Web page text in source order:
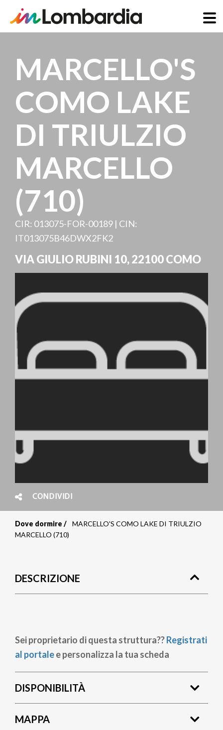
contenuto
principale
MARCELLO'S
COMO LAKE
DI TRIULZIO
MARCELLO
(710)
CIR: 013075-FOR-00189 | CIN:
IT013075B46DWX2FK2
VIA GIULIO RUBINI 10,22100COMO
CONDIVIDI
Briciole
pane
Dove dormire
MARCELLO'S COMO LAKE DI TRIULZIO
MARCELLO (710)
DESCRIZIONE
Sei proprietario di questa struttura??Registrati
al portalee personalizza la tua scheda
DISPONIBILITÀ
MAPPA